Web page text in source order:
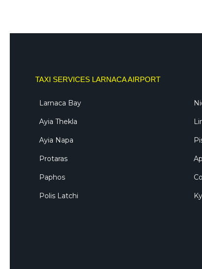
TAXI SERVICES LARNACA AIRPORT
Larnaca Bay
Ayia Thekla
Ayia Napa
Protaras
Paphos
Polis Latchi